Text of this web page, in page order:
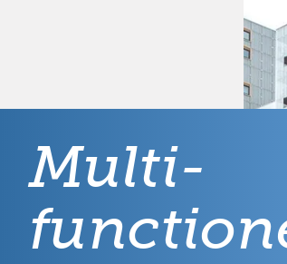
Multi-